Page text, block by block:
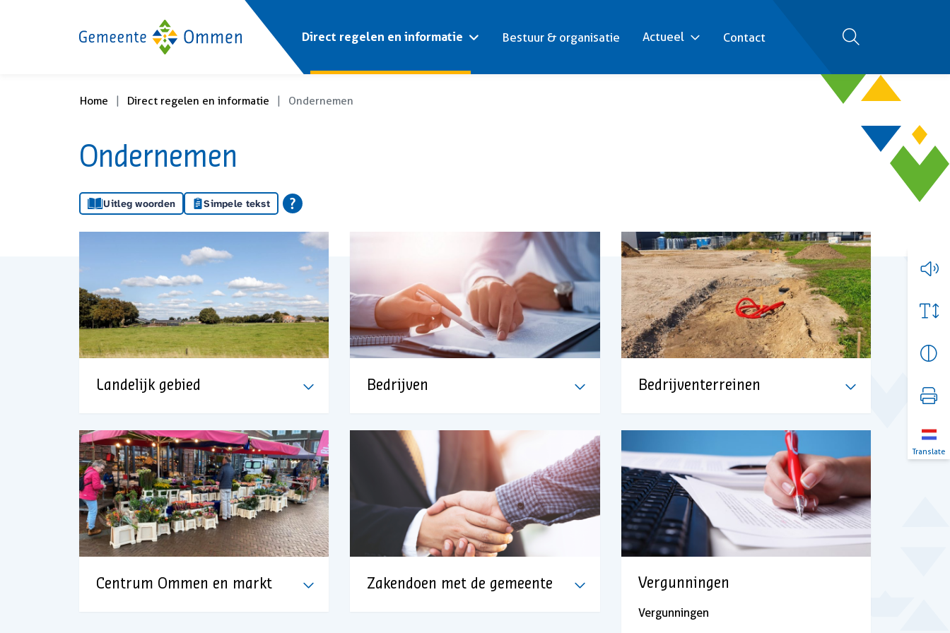
Direct regelen en informatie Bestuur & organisatie Actueel Contact
Zoeken
Translate
Home Direct regelen en informatie Ondernemen
Ondernemen
Uitleg woorden Simpele tekst
Landelijk gebied Bedrijven Bedrijventerreinen
Centrum Ommen en markt Zakendoen met de gemeente Vergunningen
Vergunningen